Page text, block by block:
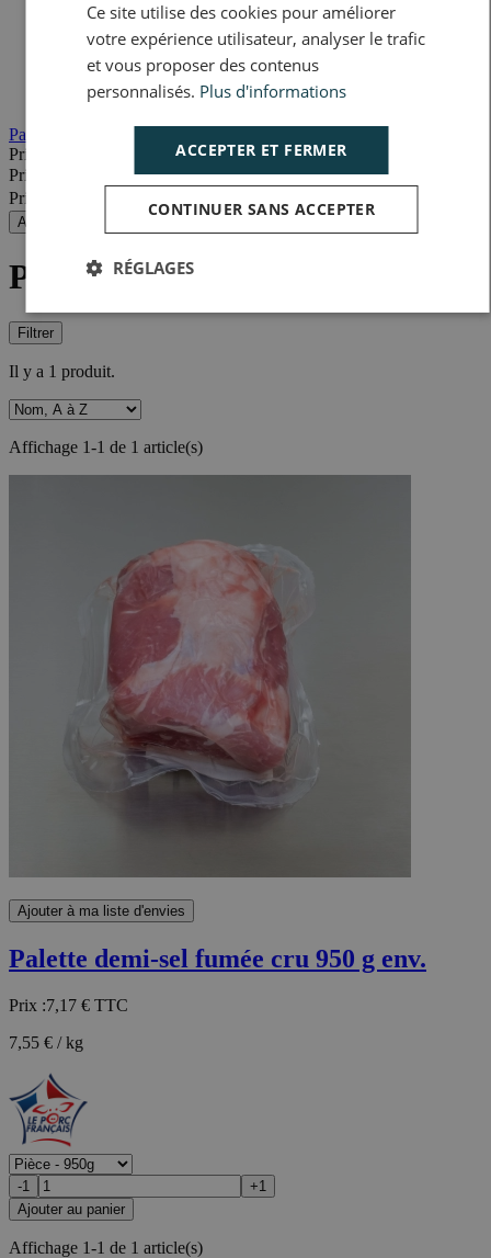
Accueil
Nos produits
Boucherie
Viande de porc
Palettes de porc
Passer les filtres
Prix
Prix minimum
Prix maximum
Appliquer
Palettes de porc
Filtrer
Il y a 1 produit.
Affichage 1-1 de 1 article(s)
Ajouter à ma liste d'envies
Palette demi-sel fumée cru 950 g env.
Prix :7,17 € TTC
7,55 € / kg
-1
+1
Ajouter au panier
Affichage 1-1 de 1 article(s)
Ce site utilise des cookies pour améliorer
votre expérience utilisateur, analyser le trafic
et vous proposer des contenus
personnalisés. Plus d'informations
ACCEPTER ET FERMER
CONTINUER SANS ACCEPTER
RÉGLAGES